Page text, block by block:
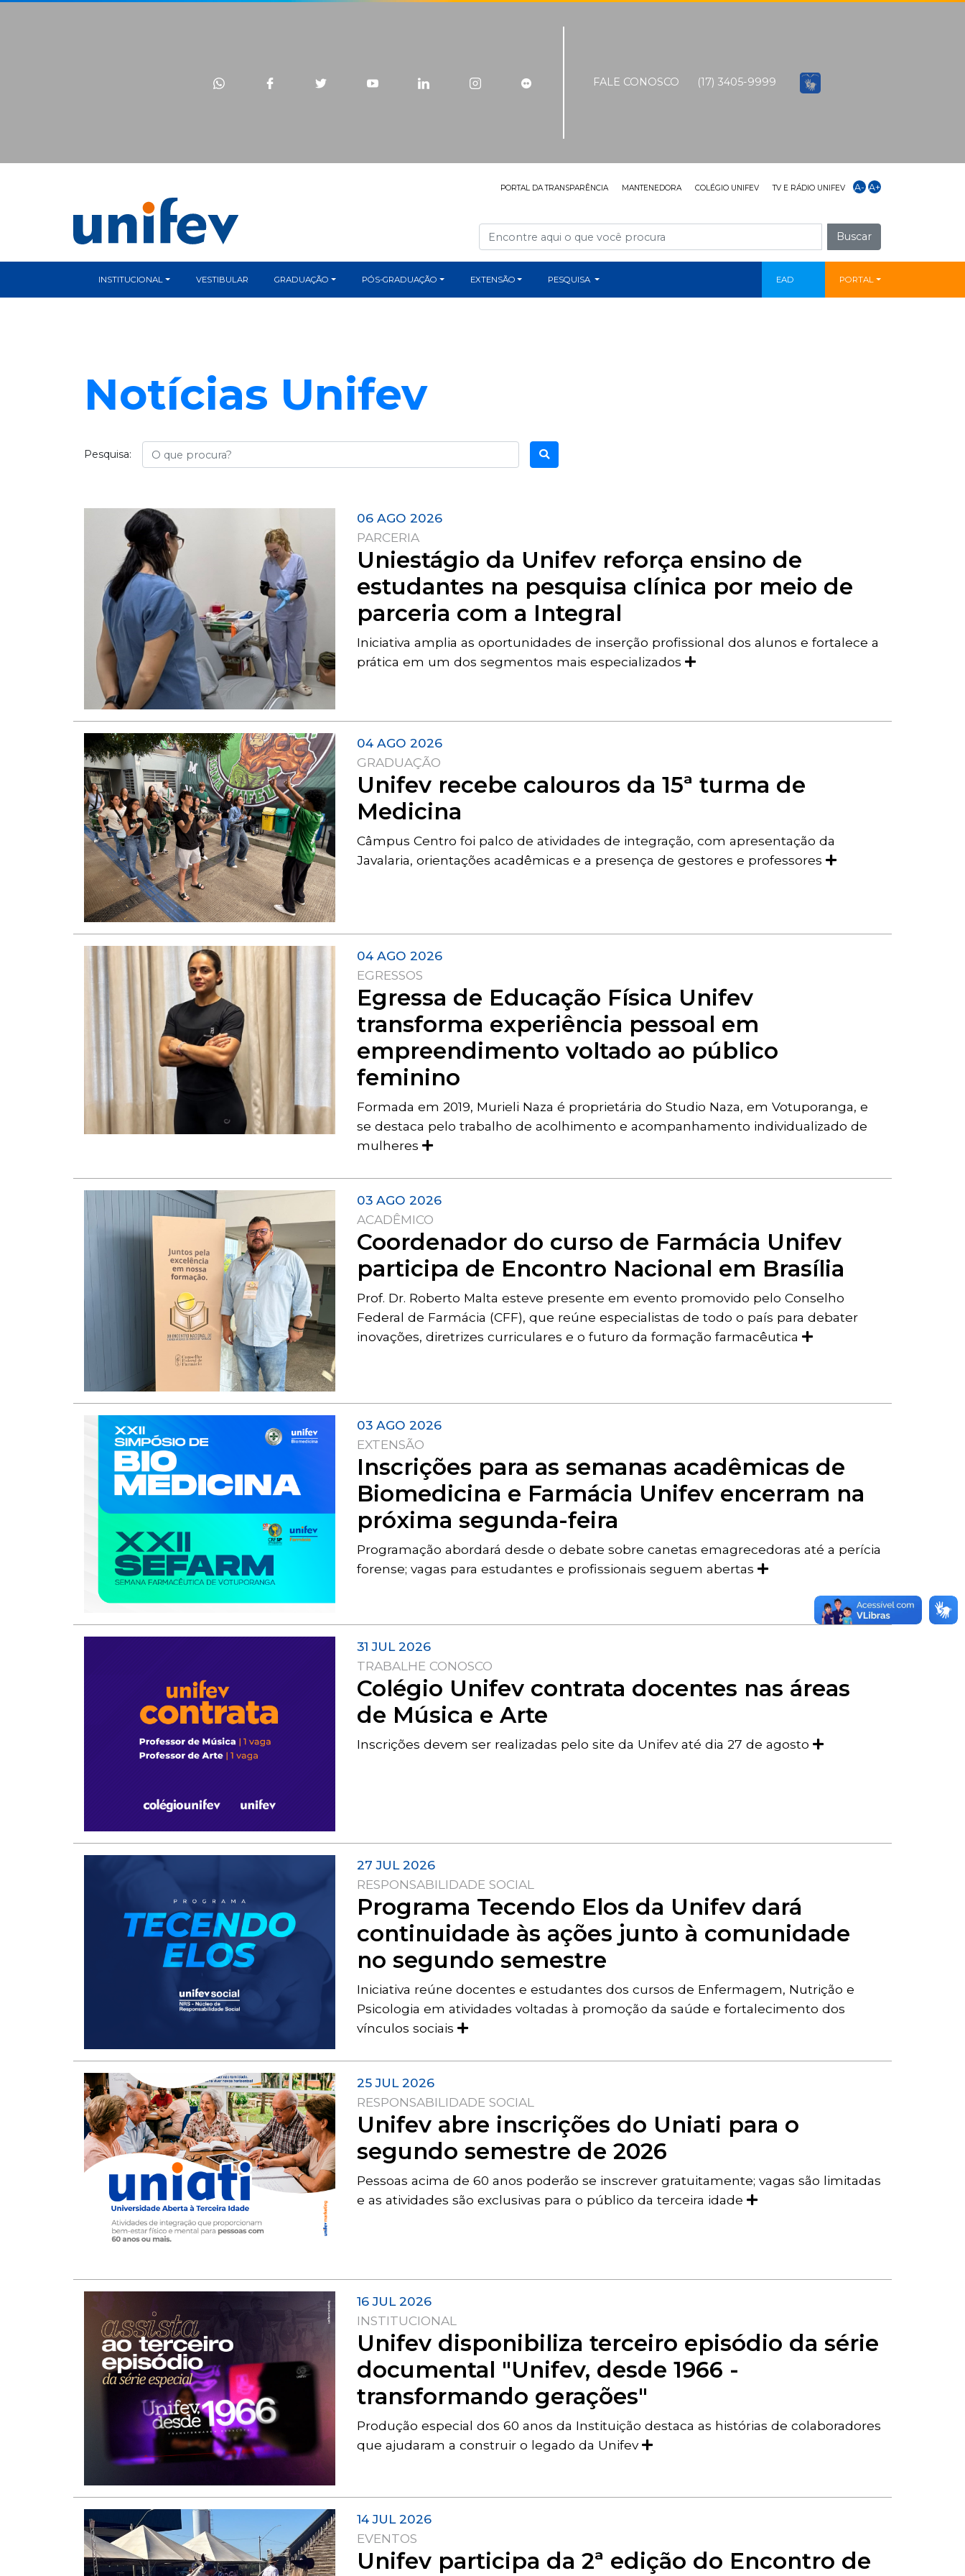
FALE CONOSCO (17) 3405-9999
PORTAL DA TRANSPARÊNCIA MANTENEDORA COLÉGIO UNIFEV TV E RÁDIO UNIFEV A- A+
Buscar
INSTITUCIONAL VESTIBULAR GRADUAÇÃO PÓS-GRADUAÇÃO EXTENSÃO PESQUISA EAD PORTAL
Notícias Unifev
Pesquisa:Busca
06 AGO 2026
PARCERIA
Uniestágio da Unifev reforça ensino de
estudantes na pesquisa clínica por meio de
parceria com a Integral
Iniciativa amplia as oportunidades de inserção profissional dos alunos e fortalece a
prática em um dos segmentos mais especializados
04 AGO 2026
GRADUAÇÃO
Unifev recebe calouros da 15ª turma de
Medicina
Câmpus Centro foi palco de atividades de integração, com apresentação da
Javalaria, orientações acadêmicas e a presença de gestores e professores
04 AGO 2026
EGRESSOS
Egressa de Educação Física Unifev
transforma experiência pessoal em
empreendimento voltado ao público
feminino
Formada em 2019, Murieli Naza é proprietária do Studio Naza, em Votuporanga, e
se destaca pelo trabalho de acolhimento e acompanhamento individualizado de
mulheres
03 AGO 2026
ACADÊMICO
Coordenador do curso de Farmácia Unifev
participa de Encontro Nacional em Brasília
Prof. Dr. Roberto Malta esteve presente em evento promovido pelo Conselho
Federal de Farmácia (CFF), que reúne especialistas de todo o país para debater
inovações, diretrizes curriculares e o futuro da formação farmacêutica
03 AGO 2026
EXTENSÃO
Inscrições para as semanas acadêmicas de
Biomedicina e Farmácia Unifev encerram na
próxima segunda-feira
Programação abordará desde o debate sobre canetas emagrecedoras até a perícia
forense; vagas para estudantes e profissionais seguem abertas
31 JUL 2026
TRABALHE CONOSCO
Colégio Unifev contrata docentes nas áreas
de Música e Arte
Inscrições devem ser realizadas pelo site da Unifev até dia 27 de agosto
27 JUL 2026
RESPONSABILIDADE SOCIAL
Programa Tecendo Elos da Unifev dará
continuidade às ações junto à comunidade
no segundo semestre
Iniciativa reúne docentes e estudantes dos cursos de Enfermagem, Nutrição e
Psicologia em atividades voltadas à promoção da saúde e fortalecimento dos
vínculos sociais
25 JUL 2026
RESPONSABILIDADE SOCIAL
Unifev abre inscrições do Uniati para o
segundo semestre de 2026
Pessoas acima de 60 anos poderão se inscrever gratuitamente; vagas são limitadas
e as atividades são exclusivas para o público da terceira idade
16 JUL 2026
INSTITUCIONAL
Unifev disponibiliza terceiro episódio da série
documental "Unifev, desde 1966 -
transformando gerações"
Produção especial dos 60 anos da Instituição destaca as histórias de colaboradores
que ajudaram a construir o legado da Unifev
14 JUL 2026
EVENTOS
Unifev participa da 2ª edição do Encontro de